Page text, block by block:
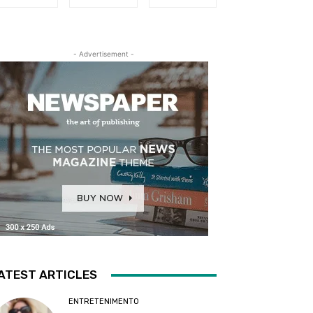
- Advertisement -
ARTICLES
ENTRETENIMENTO